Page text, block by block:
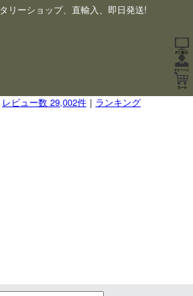
リーショップ、直輸入、即日発送!
レビュー数 29,002件 ｜ ランキング